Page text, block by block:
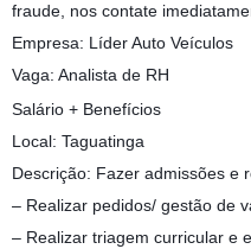
fraude, nos contate
Empresa: Líder Auto Veículos
Vaga: Analista de RH
Salário + Benefícios
Local: Taguatinga
Descrição: Fazer admissões e
– Realizar pedidos/ gestão de
– Realizar triagem curricular e